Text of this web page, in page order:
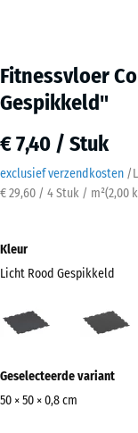
Fitnessvloer
Gespikkeld"
€ 7,40 / Stuk
exclusief verzendkosten /
€ 29,60 / 4 Stuk / m²(2,00
Kleur
Licht Rood Gespikkeld
(active)
informatie
over
Geselecteerde variant
50 × 50 × 0,8 cm